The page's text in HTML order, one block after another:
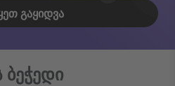
ᲒᲐᲧᲘᲓᲕᲐ
ბეჭედი